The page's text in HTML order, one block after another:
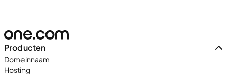
Producten
Domeinnaam
Hosting